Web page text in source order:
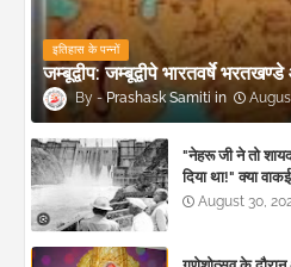
इतिहास के पन्नों
जम्बूद्वीप: जम्बूद्वीपे भारतवर्षे भरतखण्डे
Prashask Samiti
"नेहरू जी ने तो
दिया था!" क्या
August 30,